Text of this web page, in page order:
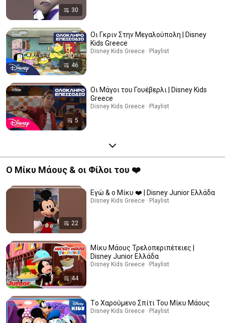
30
46
Οι Γκριν Στην Μεγαλούπολη | Disney
Kids Greece
Disney Kids Greece · Playlist
5
Οι Μάγοι του Γουέβερλι | Disney Kids
Greece
Disney Kids Greece · Playlist
Ο Μίκυ Μάους & οι Φίλοι του ❤️
22
Εγώ & ο Μίκυ ❤️ | Disney Junior Ελλάδα
Disney Kids Greece · Playlist
44
Μίκυ Μάους Τρελοπεριπέτειες |
Disney Junior Ελλάδα
Disney Kids Greece · Playlist
Τo Χαρούμενο Σπίτι Του Μίκυ Μάους
Disney Kids Greece · Playlist